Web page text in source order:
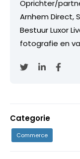
Oprichter/
Arnhem Direct,
Bestuur Luxor
fotografie en
Categorie
Commerce